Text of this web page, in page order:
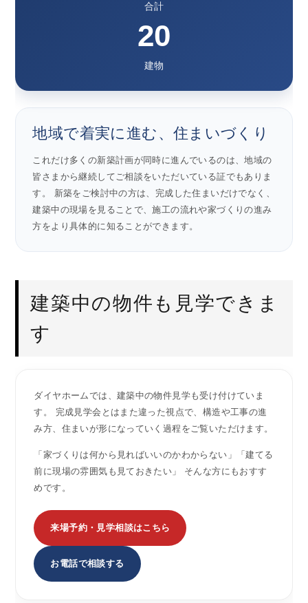
合計
20
建物
地域で着実に進む、住まいづくり
これだけ多くの新築計画が同時に進んでいるのは、地域の
皆さまから継続してご相談をいただいている証でもありま
す。 新築をご検討中の方は、完成した住まいだけでなく、
建築中の現場を見ることで、施工の流れや家づくりの進み
方をより具体的に知ることができます。
建築中の物件も見学できま
す
ダイヤホームでは、建築中の物件見学も受け付けていま
す。 完成見学会とはまた違った視点で、構造や工事の進
み方、住まいが形になっていく過程をご覧いただけます。
「家づくりは何から見ればいいのかわからない」「建てる
前に現場の雰囲気も見ておきたい」 そんな方にもおすす
めです。
来場予約・見学相談はこちら
お電話で相談する